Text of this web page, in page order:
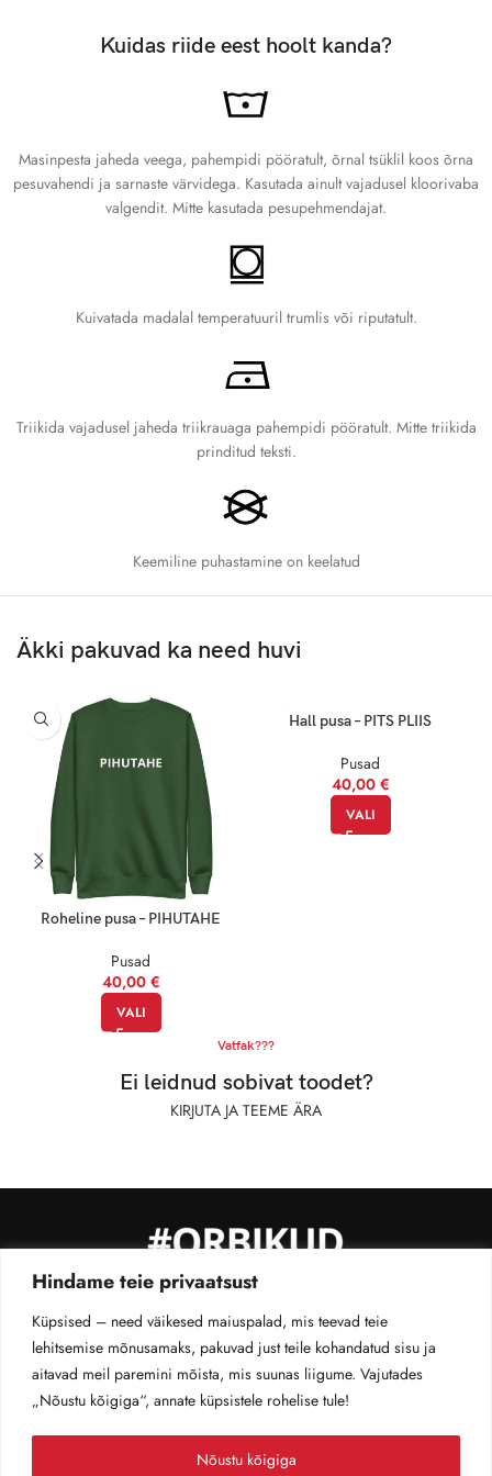
Hindame teie privaatsust
Küpsised – need väikesed maiuspalad, mis teevad teie
lehitsemise mõnusamaks, pakuvad just teile kohandatud sisu ja
aitavad meil paremini mõista, mis suunas liigume. Vajutades
„Nõustu kõigiga“, annate küpsistele rohelise tule!
Nõustu kõigiga
68.6
73.7 50.8
XL 78.7 61
5XL 89
Profinipp:
Kui kahtled kahe suuruse vahel, vali suurem, et tagada lõdvem ja
mugavam istuvus. Sobivus on alati oluline, aga mugavus veelgi
tähtsam!
Kuidas riide eest hoolt kanda?
Masinpesta jaheda veega, pahempidi pööratult, õrnal tsüklil koos õrna
pesuvahendi ja sarnaste värvidega. Kasutada ainult vajadusel kloorivaba
valgendit. Mitte kasutada pesupehmendajat.
Kuivatada madalal temperatuuril trumlis või riputatult.
Triikida vajadusel jaheda triikrauaga pahempidi pööratult. Mitte triikida
prinditud teksti.
Keemiline puhastamine on keelatud
Äkki pakuvad ka need huvi
Roheline pusa – PIHUTAHE
Pusad
40,00 €
VALI
Hall pusa – PITS PLIIS
Pusad
40,00 €
VALI
Vatfak???
Ei leidnud sobivat toodet?
KIRJUTA JA TEEME ÄRA
MÜÜGITINGIMUSEDPRIVAATSUS­POLIITIKA
TELLIMUSE JÄLGIMINE
©2026 #orbikud. Kõik õigused kaitsen ära